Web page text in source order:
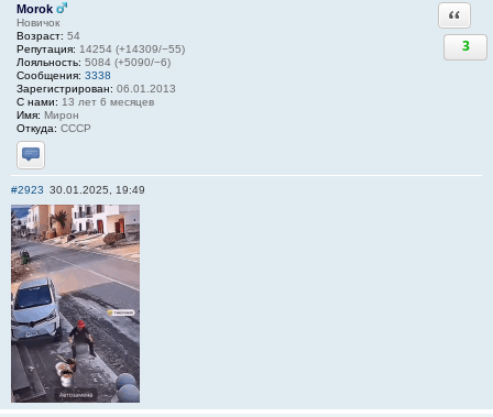
Morok
Новичок
Возраст: 54
Репутация: 14254 (+14309/−55)
Лояльность: 5084 (+5090/−6)
Сообщения: 3338
Зарегистрирован: 06.01.2013
С нами: 13 лет 6 месяцев
Имя: Мирон
Откуда: СССР
Отправить личное сообщение
3
#2923 30.01.2025, 19:49